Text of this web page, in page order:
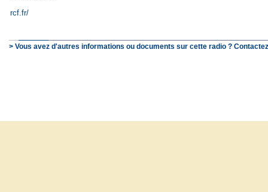
rcf.fr/
> Vous avez d'autres informations ou documents sur cette radio ?